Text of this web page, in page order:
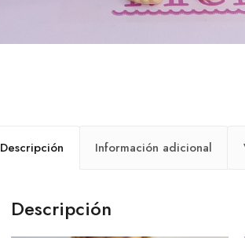
Descripción Información adicional
Descripción